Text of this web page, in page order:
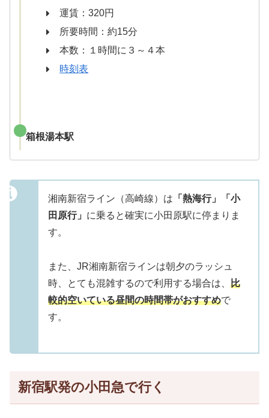
運賃：320円
所要時間：約15分
本数：１時間に３～４本
時刻表
箱根湯本駅
湘南新宿ライン（高崎線）は 「熱海行」「小
田原行」 に乗ると確実に小田原駅に停まりま
す。
また、JR湘南新宿ラインは朝夕のラッシュ
時、とても混雑するので利用する場合は、 比
較的空いている昼間の時間帯がおすすめで
す。
新宿駅発の小田急で行く